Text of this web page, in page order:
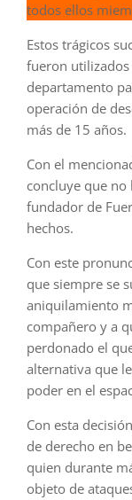
todos ellos
Estos trágicos
fueron
departamento
operación de
más de 15 años.
Con el
concluye que
fundador de
hechos.
Con este
que siempre se
aniquilamiento
compañero y a
perdonado el
alternativa que
poder en el
Con esta
de derecho en
quien durante
objeto de